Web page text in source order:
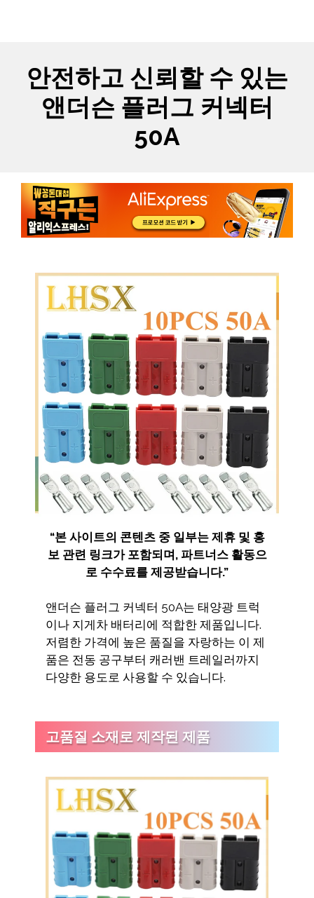
안전하고 신뢰할 수 있는
앤더슨 플러그 커넥터
50A
“본 사이트의 콘텐츠 중 일부는 제휴 및 홍
보 관련 링크가 포함되며, 파트너스 활동으
로 수수료를 제공받습니다.”
앤더슨 플러그 커넥터 50A는 태양광 트럭
이나 지게차 배터리에 적합한 제품입니다.
저렴한 가격에 높은 품질을 자랑하는 이 제
품은 전동 공구부터 캐러밴 트레일러까지
다양한 용도로 사용할 수 있습니다.
고품질 소재로 제작된 제품